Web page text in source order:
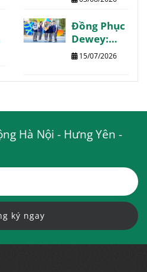
giá tốt giao
nhanh
Đồng Phục
Dewey:
Trường
The Dewey
15/07/2026
Hà Nội - Hưng Yên -
ký ngay